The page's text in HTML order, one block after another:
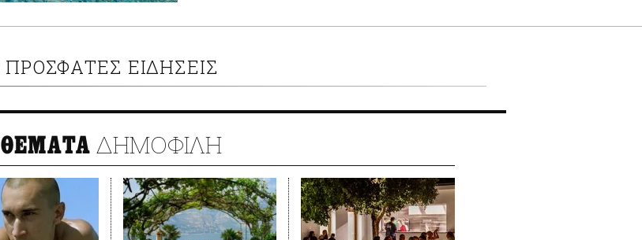
ΠΡΟΣΦΑΤΕΣ ΕΙΔΗΣΕΙΣ
ΘΕΜΑΤΑ ΔΗΜΟΦΙΛΗ